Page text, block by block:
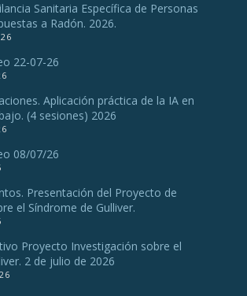
Sanitaria Específica de Personas
a Radón. 2026.
22-07-26
Aplicación práctica de la IA en
(4 sesiones) 2026
08/07/26
Presentación del Proyecto de
el Síndrome de Gulliver.
Proyecto Investigación sobre el
2 de julio de 2026